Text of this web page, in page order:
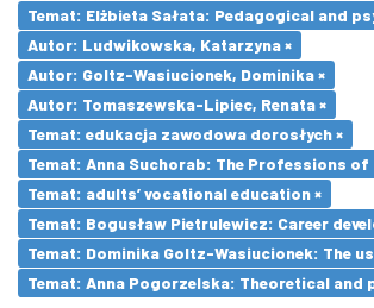
Temat: Elżbieta Sałata: Pedagogical and
Autor: Ludwikowska, Katarzyna ×
Autor: Goltz-Wasiucionek, Dominika ×
Autor: Tomaszewska-Lipiec, Renata ×
Temat: edukacja zawodowa dorosłych ×
Temat: Anna Suchorab: The Professions
Temat: adults’ vocational education ×
Temat: Bogusław Pietrulewicz: Career
Temat: Dominika Goltz-Wasiucionek: The
Temat: Anna Pogorzelska: Theoretical